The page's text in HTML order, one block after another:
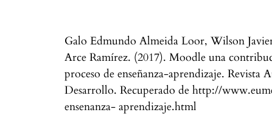
Galo Edmundo Almeida Loor, Wilson
Arce Ramírez. (2017). Moodle una
proceso de enseñanza-aprendizaje. Revista
Desarrollo. Recuperado de http://
ensenanza- aprendizaje.html